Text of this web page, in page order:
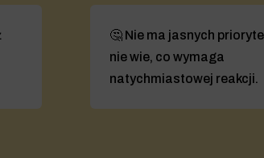
🤔 Nie ma jasnych
nie wie, co wymaga
natychmiastowej reakcji.